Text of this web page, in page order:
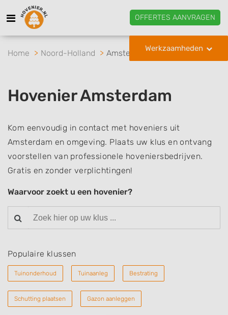
OFFERTES AANVRAGEN
Werkzaamheden
Home Noord-Holland Amsterdam
Hovenier Amsterdam
Kom eenvoudig in contact met hoveniers uit
Amsterdam en omgeving. Plaats uw klus en ontvang
voorstellen van professionele hoveniersbedrijven.
Gratis en zonder verplichtingen!
Waarvoor zoekt u een hovenier?
Populaire klussen
Tuinonderhoud Tuinaanleg Bestrating
Schutting plaatsen Gazon aanleggen